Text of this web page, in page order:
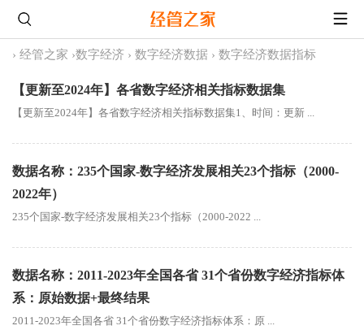
› 经管之家 ›数字经济 › 数字经济数据 › 数字经济数据指标
【更新至2024年】各省数字经济相关指标数据集
【更新至2024年】各省数字经济相关指标数据集1、时间：更新 ...
数据名称：235个国家-数字经济发展相关23个指标（2000-
2022年）
235个国家-数字经济发展相关23个指标（2000-2022 ...
数据名称：2011-2023年全国各省 31个省份数字经济指标体
系：原始数据+最终结果
2011-2023年全国各省 31个省份数字经济指标体系：原 ...